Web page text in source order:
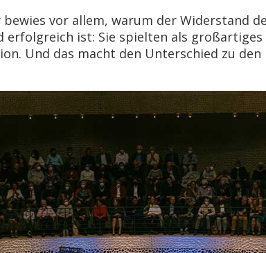
vor allem, warum der Widerstand
erfolgreich ist: Sie spielten als
Und das macht den Unterschied zu